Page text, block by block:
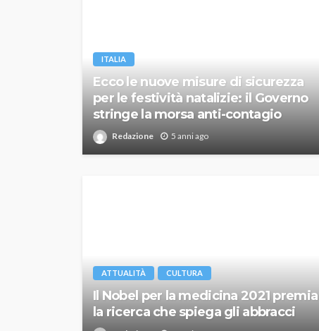
ITALIA
Ecco le nuove misure di sicurezza
per le festività natalizie: il Governo
stringe la morsa anti-contagio
Redazione 5 anni ago
ATTUALITÀ CULTURA
Il Nobel per la medicina 2021 premia
la ricerca che spiega gli abbracci